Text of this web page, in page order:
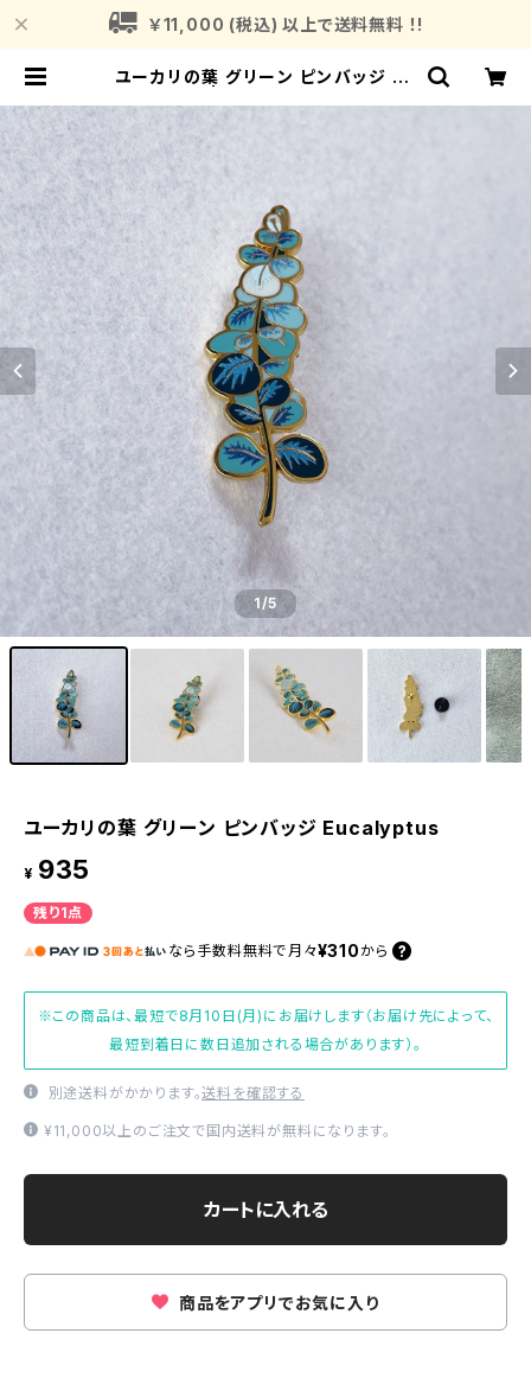
￥11,000 (税込) 以上で送料無料 ！!
ユーカリの葉 グリーン ピンバッジ Eu
レグランスプラント)
1/5
ユーカリの葉 グリーン ピンバッジ Eucalyptus
¥ 935
残り1点
なら 手数料無料で 月々¥310 から
※この商品は、最短で8月10日(月)にお届けします（お届け先によって、
最短到着日に数日追加される場合があります）。
別途送料がかかります。送料を確認する
¥11,000以上のご注文で国内送料が無料になります。
カートに入れる
商品をアプリでお気に入り